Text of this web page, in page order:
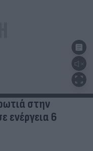
στην
ενέργεια 6